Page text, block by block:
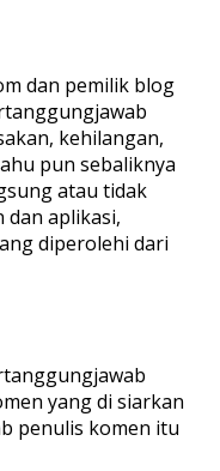
dan pemilik blog
kehilangan,
pun sebaliknya
atau tidak
dan aplikasi,
diperolehi dari
yang di siarkan
penulis komen itu